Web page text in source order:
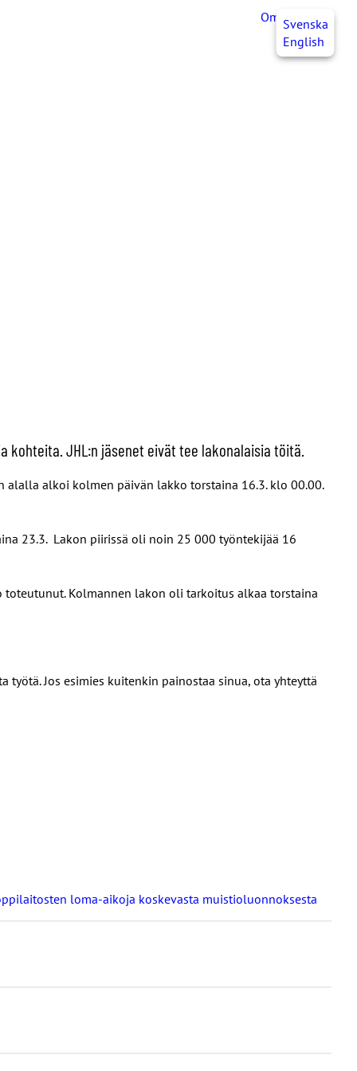
OmaJHLSvenska
English
kohteita. JHL:n jäsenet eivät tee lakonalaisia töitä.
alkoi kolmen päivän lakko torstaina 16.3. klo 00.00.
23.3. Lakon piirissä oli noin 25 000 työntekijää 16
Kolmannen lakon oli tarkoitus alkaa torstaina
Jos esimies kuitenkin painostaa sinua, ota yhteyttä
loma-aikoja koskevasta muistioluonnoksesta